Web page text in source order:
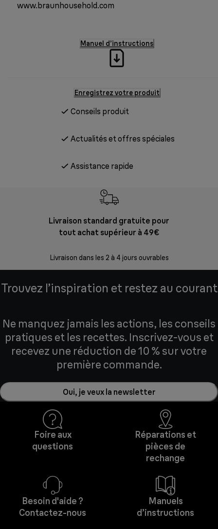
www.braunhousehold.com
Manuel d’instructions
Enregistrez votre produit
Conseils produit
Actualités et offres spéciales
Assistance rapide
Livraison standard gratuite pour
tout achat supérieur à 49€
Livraison dans les 2 à 4 jours ouvrables
Trouvez l’inspiration et restez au courant
Ne manquez jamais les actions, les conseils
pratiques et les recettes. Inscrivez-vous et
recevez une réduction de 10 % sur votre
première commande.
Oui, je veux la newsletter
Foire aux
questions
Réparations et
pièces de
rechange
Besoin d'aide ?
Contactez-nous
Manuels
d’instructions